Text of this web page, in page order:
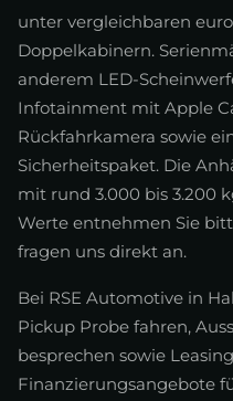
unter vergleichbaren
Doppelkabinern.
anderem LED-
Infotainment mit Apple
Rückfahrkamera sowie
Sicherheitspaket. Die
mit rund 3.000 bis 3.200
Werte entnehmen Sie
fragen uns direkt an.
Bei RSE Automotive in
Pickup Probe fahren,
besprechen sowie
Finanzierungsangebote